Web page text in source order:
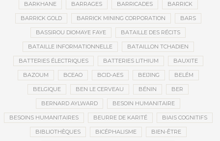
BARKHANE BARRAGES BARRICADES BARRICK
BARRICK GOLD BARRICK MINING CORPORATION BARS
BASSIROU DIOMAYE FAYE BATAILLE DES RÉCITS
BATAILLE INFORMATIONNELLE BATAILLON TCHADIEN
BATTERIES ÉLECTRIQUES BATTERIES LITHIUM BAUXITE
BAZOUM BCEAO BCID-AES BEIJING BELÉM
BELGIQUE BEN LE CERVEAU BÉNIN BER
BERNARD AYLWARD BESOIN HUMANITAIRE
BESOINS HUMANITAIRES BEURRE DE KARITÉ BIAIS COGNITIFS
BIBLIOTHÈQUES BICÉPHALISME BIEN-ÊTRE